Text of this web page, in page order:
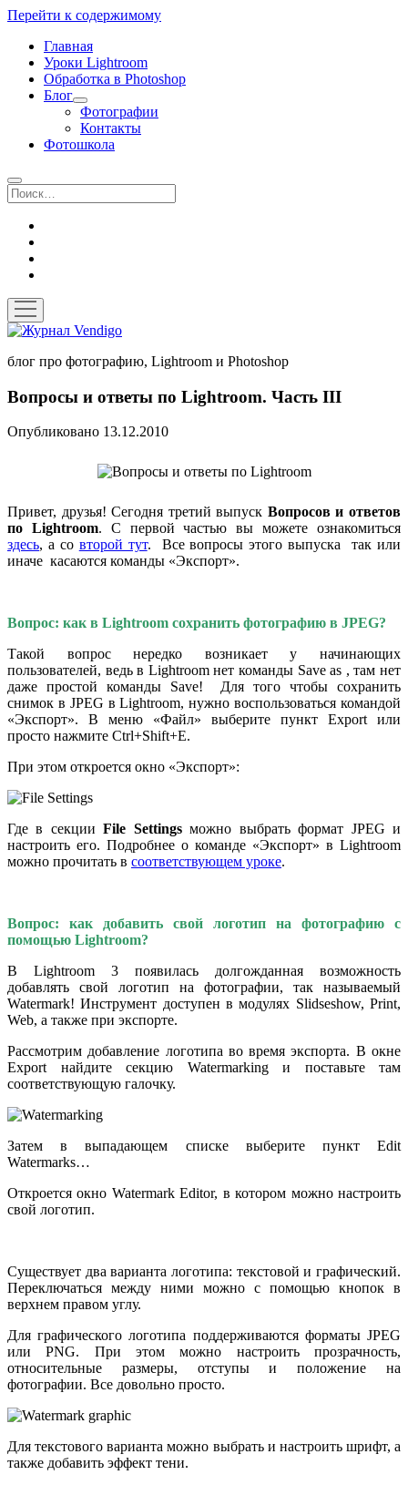
Перейти к содержимому
Главная
Уроки Lightroom
Обработка в Photoshop
Блог
открыть
выпадающее
меню
Фотографии
Контакты
Фотошкола
Поиск
открыть
меню
Журнал
блог про фотографию, Lightroom и Photoshop
Вопросы и ответы по Lightroom. Часть III
Опубликовано 13.12.2010
Привет, друзья! Сегодня третий выпуск Вопросов и ответов
по Lightroom. С первой частью вы можете ознакомиться
здесь, а со второй тут. Все вопросы этого выпуска так или
иначе касаются команды «Экспорт».
Вопрос: как в Lightroom сохранить фотографию в JPEG?
Такой вопрос нередко возникает у начинающих
пользователей, ведь в Lightroom нет команды Save as , там нет
даже простой команды Save! Для того чтобы сохранить
снимок в JPEG в Lightroom, нужно воспользоваться командой
«Экспорт». В меню «Файл» выберите пункт Export или
просто нажмите Ctrl+Shift+E.
При этом откроется окно «Экспорт»:
Где в секцииFile Settingsможно выбрать формат JPEG и
настроить его. Подробнее о команде «Экспорт» в Lightroom
можно прочитать в соответствующем уроке.
Вопрос: как добавить свой логотип на фотографию с
помощью Lightroom?
В Lightroom 3 появилась долгожданная возможность
добавлять свой логотип на фотографии, так называемый
Watermark! Инструмент доступен в модулях Slidseshow, Print,
Web, а также при экспорте.
Рассмотрим добавление логотипа во время экспорта. В окне
Export найдите секцию Watermarking и поставьте там
соответствующую галочку.
Затем в выпадающем списке выберите пункт Edit
Watermarks…
Откроется окно Watermark Editor, в котором можно настроить
свой логотип.
Существует два варианта логотипа: текстовой и графический.
Переключаться между ними можно с помощью кнопок в
верхнем правом углу.
Для графического логотипа поддерживаются форматы JPEG
или PNG. При этом можно настроить прозрачность,
относительные размеры, отступы и положение на
фотографии. Все довольно просто.
Для текстового варианта можно выбрать и настроить шрифт, а
также добавить эффект тени.